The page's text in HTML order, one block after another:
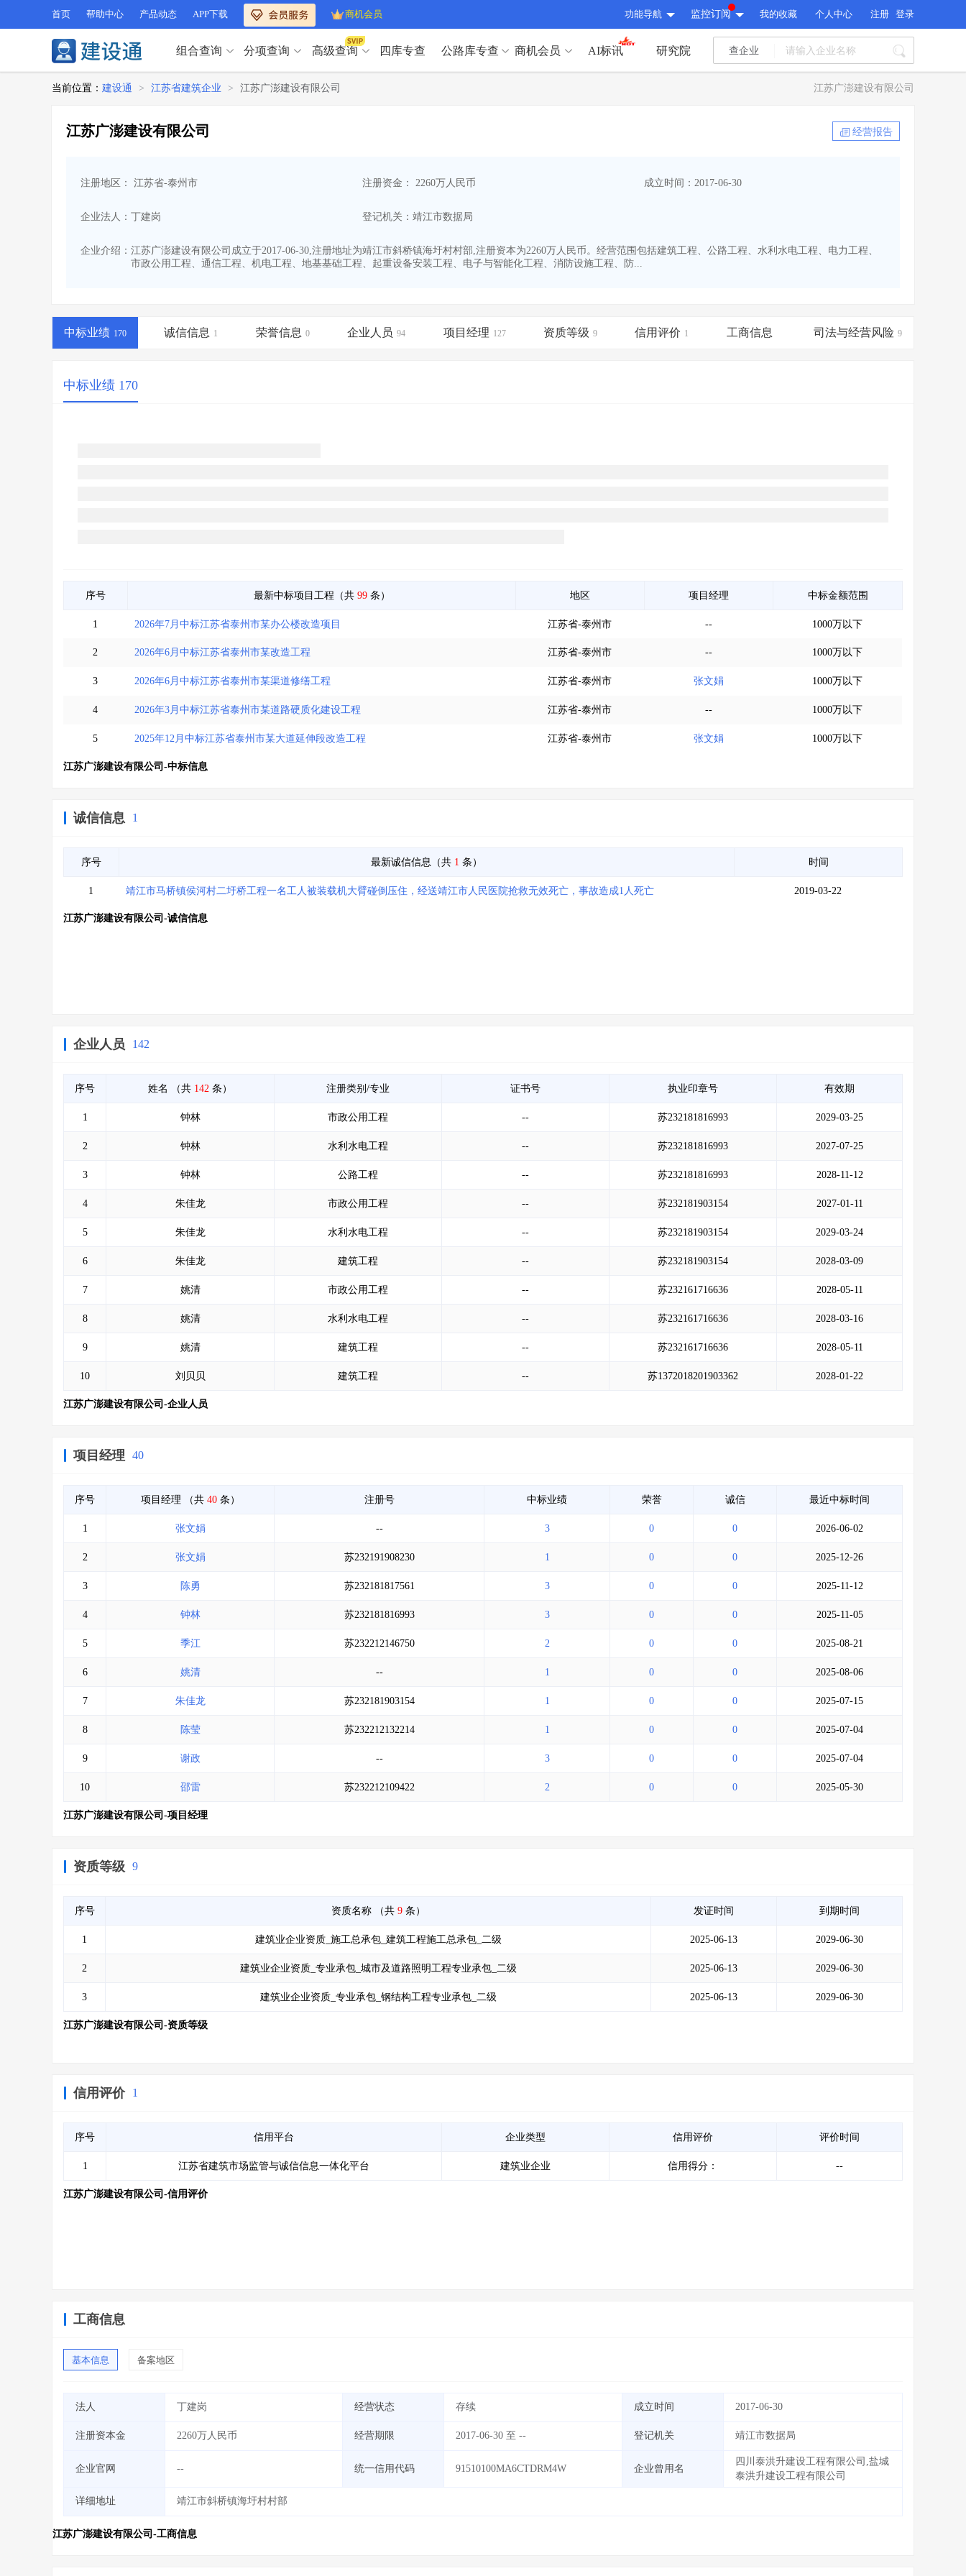
首页 帮助中心 产品动态 APP下载 商机会员 功能导航 监控订阅 我的收藏 个人中心 注册 登录
分项查询（VIP）
查资质
查人员
查荣誉 > 查诚信
招标信息>
公路库专查>
宏观经济>
商机会员
土地交易> 省市重点项目
研究报告>
其他服务
组合查询 分项查询 高级查询 四库专查 公路库专查 商机会员 AI标讯 研究院 查企业
查荣誉>
招标信息>
省库业绩查询
水利库专查
>
组合查询-广州>
下浮率>
宏观经济 >
政策规划> 招投标规则>
业主专查> 项目商机
API接口> 市场经营AI云平台>
会员服务> 数据导出服务 >
当前位置： 建设通 > 江苏省建筑企业 > 江苏广澎建设有限公司 江苏广澎建设有限公司
江苏广澎建设有限公司 经营报告
注册地区： 江苏省-泰州市 注册资金： 2260万人民币 成立时间：2017-06-30
企业法人：丁建岗 登记机关：靖江市数据局
企业介绍： 江苏广澎建设有限公司成立于2017-06-30,注册地址为靖江市斜桥镇海圩村村部,注册资本为2260万人民币。经营范围包括建筑工程、公路工程、水利水电工程、电力工程、
市政公用工程、通信工程、机电工程、地基基础工程、起重设备安装工程、电子与智能化工程、消防设施工程、防...
中标业绩 170 诚信信息 1 荣誉信息 0 企业人员 94 项目经理 127 资质等级 9 信用评价 1 工商信息 司法与经营风险 9
中标业绩 170
序号 最新中标项目工程（共 99条） 地区 项目经理 中标金额范围
1 2026年7月中标江苏省泰州市某办公楼改造项目 江苏省-泰州市 -- 1000万以下
2 2026年6月中标江苏省泰州市某改造工程 江苏省-泰州市 -- 1000万以下
3 2026年6月中标江苏省泰州市某渠道修缮工程 江苏省-泰州市 张文娟 1000万以下
4 2026年3月中标江苏省泰州市某道路硬质化建设工程 江苏省-泰州市 -- 1000万以下
5 2025年12月中标江苏省泰州市某大道延伸段改造工程 江苏省-泰州市 张文娟 1000万以下
江苏广澎建设有限公司-中标信息
诚信信息 1
序号 最新诚信信息（共 1 条） 时间
1 靖江市马桥镇侯河村二圩桥工程一名工人被装载机大臂碰倒压住，经送靖江市人民医院抢救无效死亡，事故造成1人死亡 2019-03-22
江苏广澎建设有限公司-诚信信息
企业人员 142
序号 姓名 （共 142 条） 注册类别/专业 证书号 执业印章号 有效期
1 钟林 市政公用工程 -- 苏232181816993 2029-03-25
2 钟林 水利水电工程 -- 苏232181816993 2027-07-25
3 钟林 公路工程 -- 苏232181816993 2028-11-12
4 朱佳龙 市政公用工程 -- 苏232181903154 2027-01-11
5 朱佳龙 水利水电工程 -- 苏232181903154 2029-03-24
6 朱佳龙 建筑工程 -- 苏232181903154 2028-03-09
7 姚清 市政公用工程 -- 苏232161716636 2028-05-11
8 姚清 水利水电工程 -- 苏232161716636 2028-03-16
9 姚清 建筑工程 -- 苏232161716636 2028-05-11
10 刘贝贝 建筑工程 -- 苏1372018201903362 2028-01-22
江苏广澎建设有限公司-企业人员
项目经理 40
序号 项目经理 （共 40条） 注册号 中标业绩 荣誉 诚信 最近中标时间
1 张文娟 -- 3 0 0 2026-06-02
2 张文娟 苏232191908230 1 0 0 2025-12-26
3 陈勇 苏232181817561 3 0 0 2025-11-12
4 钟林 苏232181816993 3 0 0 2025-11-05
5 季江 苏232212146750 2 0 0 2025-08-21
6 姚清 -- 1 0 0 2025-08-06
7 朱佳龙 苏232181903154 1 0 0 2025-07-15
8 陈莹 苏232212132214 1 0 0 2025-07-04
9 谢政 -- 3 0 0 2025-07-04
10 邵雷 苏232212109422 2 0 0 2025-05-30
江苏广澎建设有限公司-项目经理
资质等级 9
序号 资质名称 （共 9条） 发证时间 到期时间
1 建筑业企业资质_施工总承包_建筑工程施工总承包_二级 2025-06-13 2029-06-30
2 建筑业企业资质_专业承包_城市及道路照明工程专业承包_二级 2025-06-13 2029-06-30
3 建筑业企业资质_专业承包_钢结构工程专业承包_二级 2025-06-13 2029-06-30
江苏广澎建设有限公司-资质等级
信用评价 1
序号 信用平台 企业类型 信用评价 评价时间
1 江苏省建筑市场监管与诚信信息一体化平台 建筑业企业 信用得分： --
江苏广澎建设有限公司-信用评价
工商信息
基本信息 备案地区
法人 丁建岗 经营状态 存续 成立时间 2017-06-30
注册资本金 2260万人民币 经营期限 2017-06-30 至 -- 登记机关 靖江市数据局
企业官网 -- 统一信用代码 91510100MA6CTDRM4W 企业曾用名
四川泰洪升建设工程有限公司,盐城
泰洪升建设工程有限公司
详细地址 靖江市斜桥镇海圩村村部
江苏广澎建设有限公司-工商信息